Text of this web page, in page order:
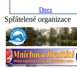
Dnes
Spřátelené organizace